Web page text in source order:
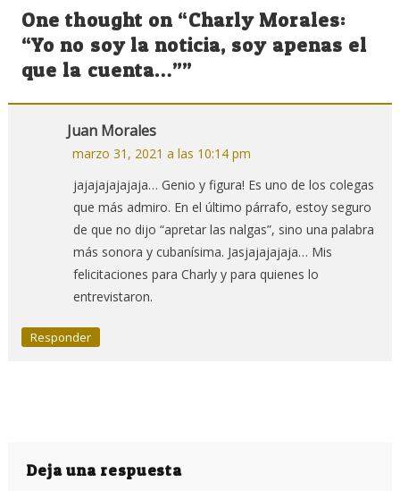
de
entradas
One thought on “Charly Morales:
“Yo no soy la noticia, soy apenas el
que la cuenta…””
Juan Morales
marzo 31, 2021 a las 10:14 pm
jajajajajajaja… Genio y figura! Es uno de los colegas
que más admiro. En el último párrafo, estoy seguro
de que no dijo “apretar las nalgas”, sino una palabra
más sonora y cubanísima. Jasjajajajaja… Mis
felicitaciones para Charly y para quienes lo
entrevistaron.
Responder
Deja una respuesta